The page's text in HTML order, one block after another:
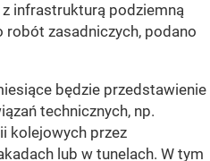
infrastrukturą podziemną
zasadniczych, podano
będzie przedstawienie
technicznych, np.
kolejowych przez
lub w tunelach. W tym